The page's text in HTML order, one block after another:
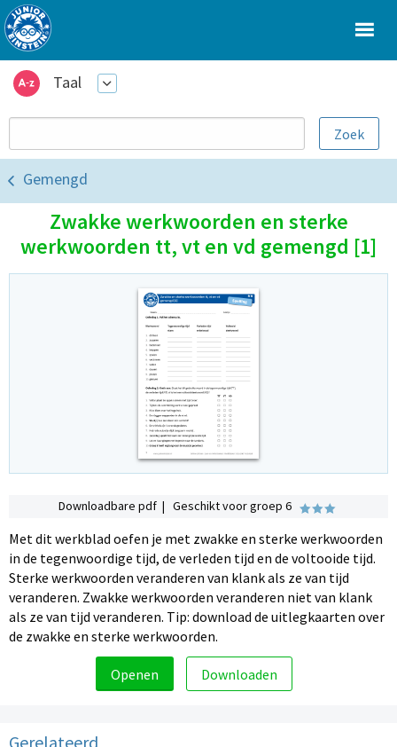
Taal
Gemengd
Zwakke werkwoorden en sterke
werkwoorden tt, vt en vd gemengd [1]
Downloadbare pdf | Geschikt voor groep 6
Met dit werkblad oefen je met zwakke en sterke werkwoorden
in de tegenwoordige tijd, de verleden tijd en de voltooide tijd.
Sterke werkwoorden veranderen van klank als ze van tijd
veranderen. Zwakke werkwoorden veranderen niet van klank
als ze van tijd veranderen. Tip: download de uitlegkaarten over
de zwakke en sterke werkwoorden.
Openen Downloaden
Gerelateerd